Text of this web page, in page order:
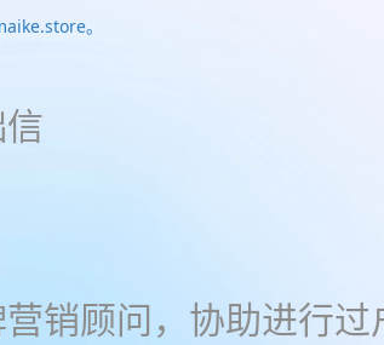
。
销顾问，协助进行过